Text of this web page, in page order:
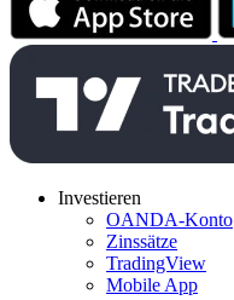
Investieren
OANDA-Konto
Zinssätze
TradingView
Mobile App